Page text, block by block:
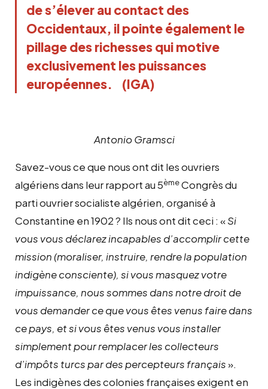
de s’élever au contact des
Occidentaux, il pointe également le
pillage des richesses qui motive
exclusivement les puissances
européennes. (IGA)
Antonio Gramsci
Savez-vous ce que nous ont dit les ouvriers
algériens dans leur rapport au 5èmeCongrès du
parti ouvrier socialiste algérien, organisé à
Constantine en 1902 ? Ils nous ont dit ceci : «Si
vous vous déclarez incapables d’accomplir cette
mission (moraliser, instruire, rendre la population
indigène consciente), si vous masquez votre
impuissance, nous sommes dans notre droit de
vous demander ce que vous êtes venus faire dans
ce pays, et si vous êtes venus vous installer
simplement pour remplacer les collecteurs
d’impôts turcs par des percepteurs français».
Les indigènes des colonies françaises exigent en